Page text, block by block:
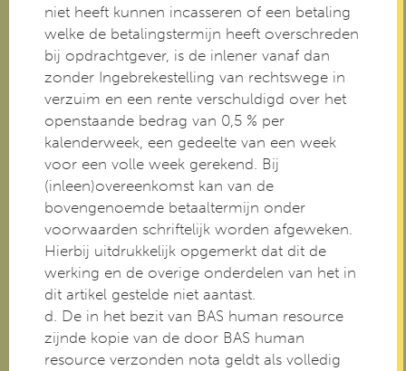
niet heeft kunnen incasseren of een betaling
welke de betalingstermijn heeft overschreden
bij opdrachtgever, is de inlener vanaf dan
zonder Ingebrekestelling van rechtswege in
verzuim en een rente verschuldigd over het
openstaande bedrag van 0,5 % per
kalenderweek, een gedeelte van een week
voor een volle week gerekend. Bij
(inleen)overeenkomst kan van de
bovengenoemde betaaltermijn onder
voorwaarden schriftelijk worden afgeweken.
Hierbij uitdrukkelijk opgemerkt dat dit de
werking en de overige onderdelen van het in
dit artikel gestelde niet aantast.
d. De in het bezit van BAS human resource
zijnde kopie van de door BAS human
resource verzonden nota geldt als volledig